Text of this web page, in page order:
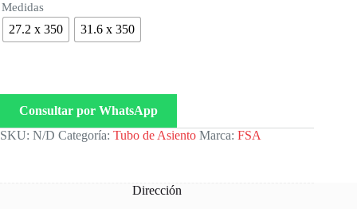
Medidas
27.2 x 350 31.6 x 350
Consultar por WhatsApp
SKU: N/D Categoría: Tubo de Asiento Marca: FSA
Dirección